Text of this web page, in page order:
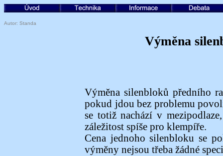
Autor: Standa
Výměna
Výměna silenbloků předního
pokud jdou bez problemu
se totiž nachází v
záležitost spíše pro klempíře.
Cena jednoho silenbloku se
výměny nejsou třeba žádné